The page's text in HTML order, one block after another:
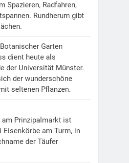
Spazieren, Radfahren,
Rundherum gibt
Garten
dient heute als
der Universität Münster.
der wunderschöne
seltenen Pflanzen.
am Prinzipalmarkt ist
Eisenkörbe am Turm, in
der Täufer